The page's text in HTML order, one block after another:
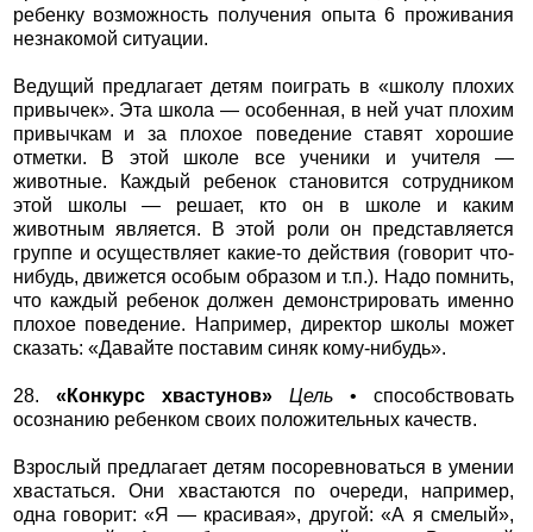
ребенку возможность получения опыта 6 проживания
незнакомой ситуации.
Ведущий предлагает детям поиграть в «школу плохих
привычек». Эта школа — особенная, в ней учат плохим
привычкам и за плохое поведение ставят хорошие
отметки. В этой школе все ученики и учителя —
животные. Каждый ребенок становится сотрудником
этой школы — решает, кто он в школе и каким
животным является. В этой роли он представляется
группе и осуществляет какие-то действия (говорит что-
нибудь, движется особым образом и т.п.). Надо помнить,
что каждый ребенок должен демонстрировать именно
плохое поведение. Например, директор школы может
сказать: «Давайте поставим синяк кому-нибудь».
28. «Конкурс хвастунов» Цель• способствовать
осознанию ребенком своих положительных качеств.
Взрослый предлагает детям посоревноваться в умении
хвастаться. Они хвастаются по очереди, например,
одна говорит: «Я — красивая», другой: «А я смелый»,